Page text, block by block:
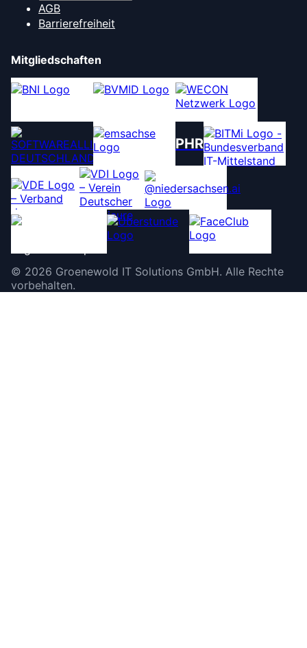
AGB
Barrierefreiheit
Mitgliedschaften
PHR
© 2026 Groenewold IT Solutions GmbH. Alle Rechte
vorbehalten.